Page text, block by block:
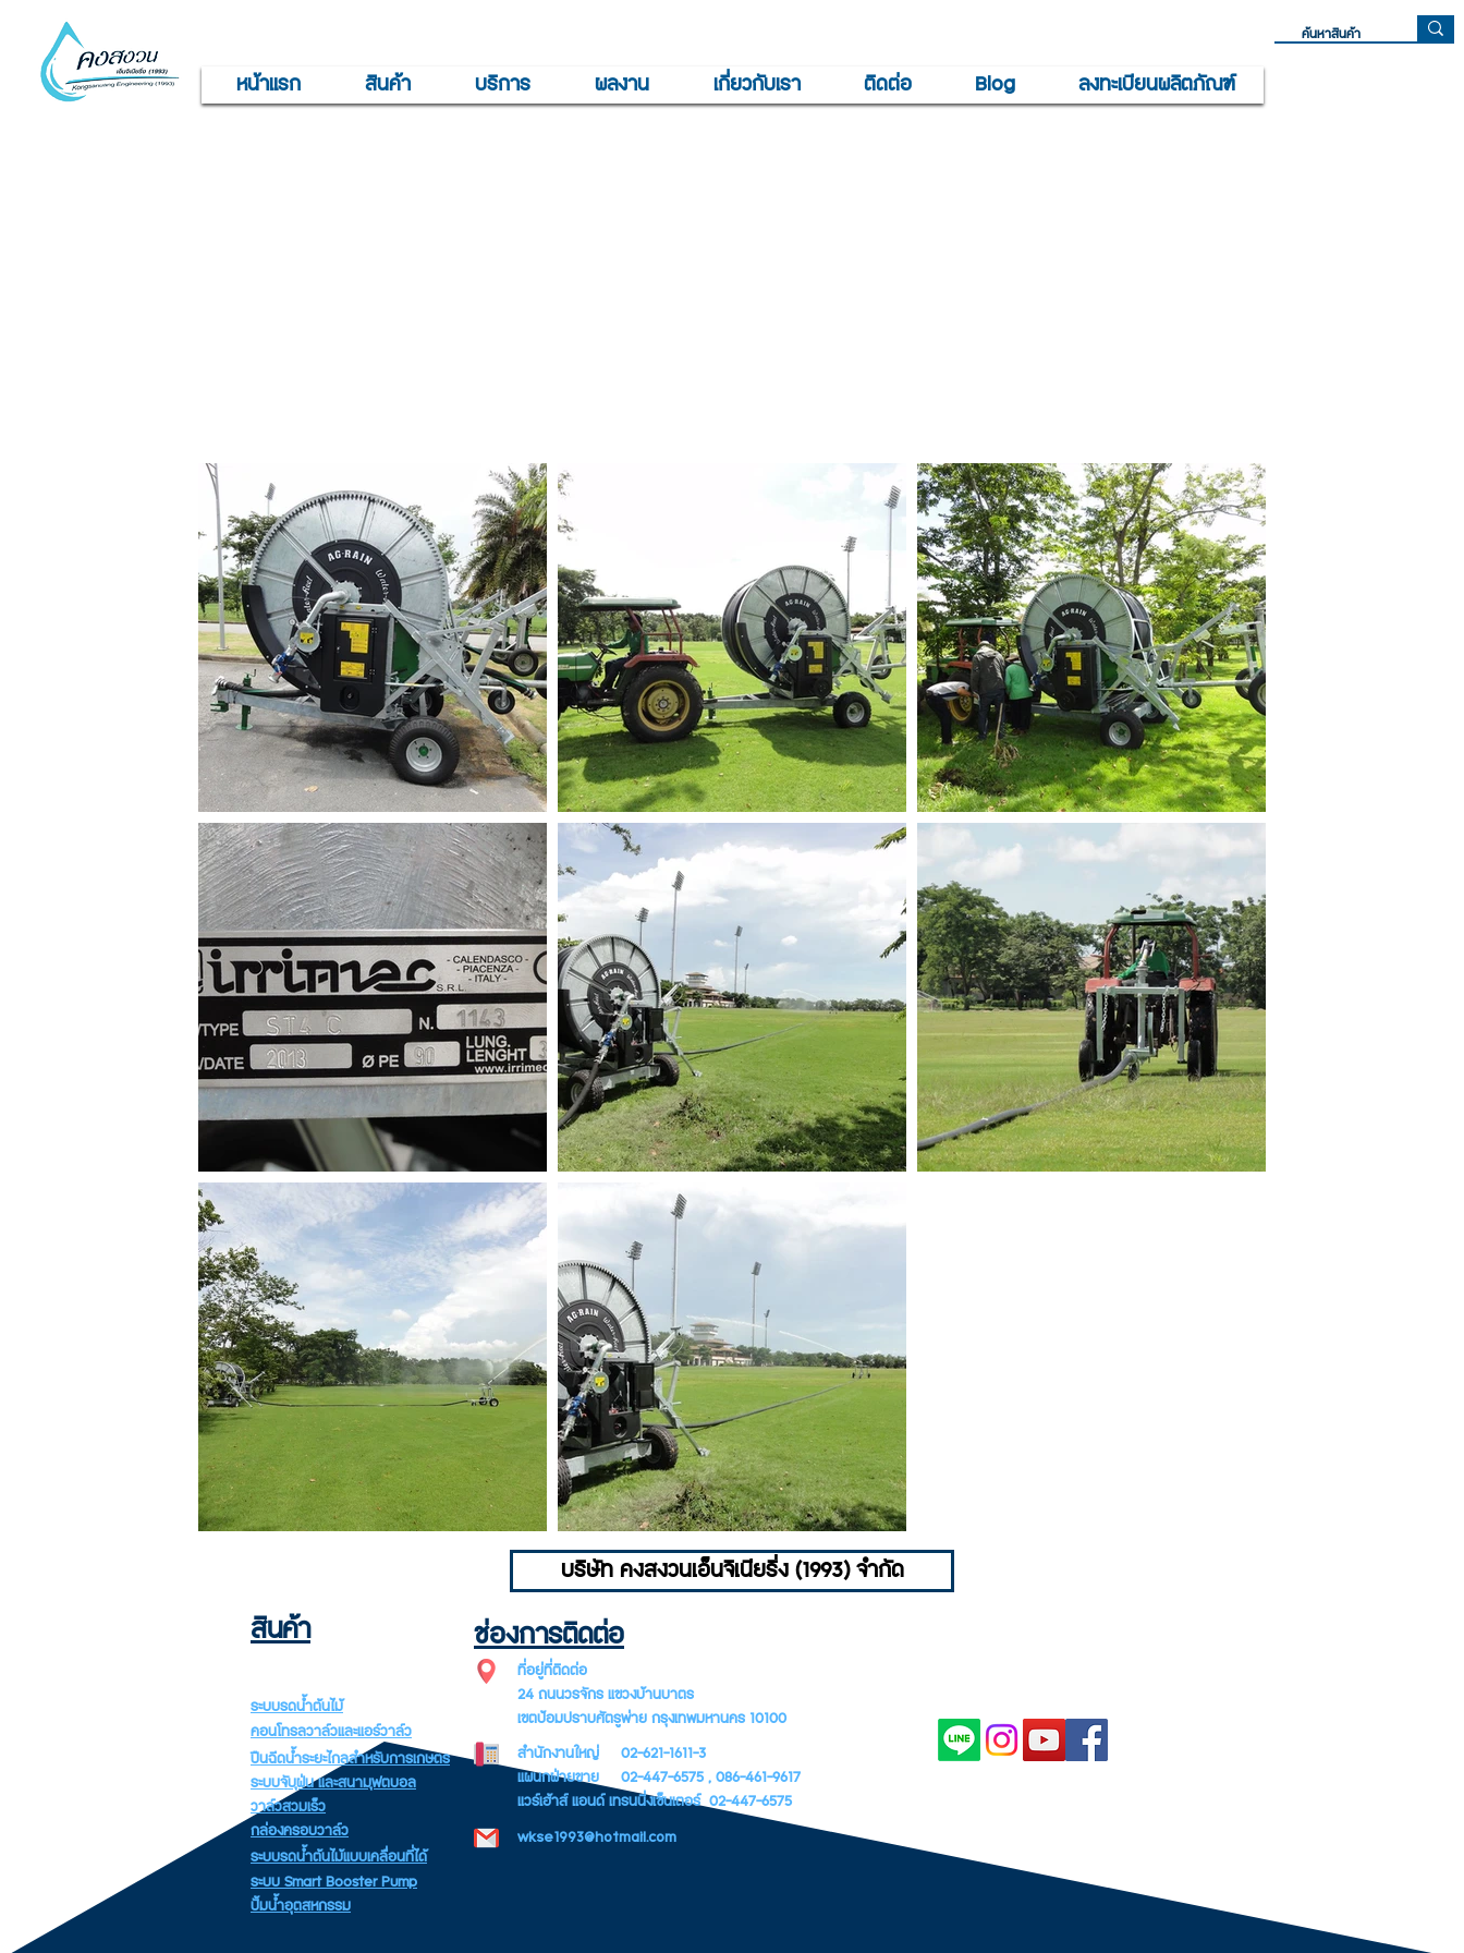
หน้าแรก สินค้า บริการ ผลงาน เกี่ยวกับเรา ติดต่อ Blog ลงทะเบียนผลิตภัณฑ์
บริษัท คงสงวนเอ็นจิเนียริ่ง (1993) จำกัด
สินค้า
ระบบรดน้ำต้นไม้
คอนโทรลวาล์วและแอร์วาล์ว
ปืนฉีดน้ำระยะไกลสำหรับการเกษตร
ระบบจับฝุ่น และสนามฟุตบอล
วาล์วสวมเร็ว
กล่องครอบวาล์ว
ระบบรดน้ำต้นไม้แบบเคลื่อนที่ได้
ระบบ Smart Booster Pump
ปั้มน้ำอุตสหกรรม
ช่องการติดต่อ
ที่อยู่ที่ติดต่อ
24 ถนนวรจักร แขวงบ้านบาตร
เขตป้อมปราบศัตรูพ่าย กรุงเทพมหานคร 10100
สำนักงานใหญ่ 02-621-1611-3
แผนกฝ่ายขาย 02-447-6575 , 086-461-9617
แวร์เฮ้าส์ แอนด์ เทรนนิ่งเซ็นเตอร์ 02-447-6575
wkse1993@hotmail.com